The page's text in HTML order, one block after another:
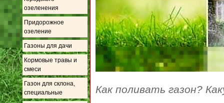
озеленения
Придорожное
озеление
Газоны для дачи
Кормовые травы и
смеси
Газон для склона,
специальные
Как поливать газон?